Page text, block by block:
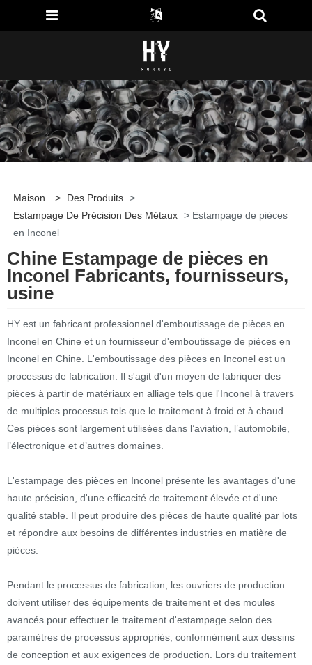
Maison > Des Produits >
Estampage De Précision Des Métaux > Estampage de pièces
en Inconel
Chine Estampage de pièces en
Inconel Fabricants, fournisseurs,
usine
HY est un fabricant professionnel d'emboutissage de pièces en
Inconel en Chine et un fournisseur d'emboutissage de pièces en
Inconel en Chine. L'emboutissage des pièces en Inconel est un
processus de fabrication. Il s'agit d'un moyen de fabriquer des
pièces à partir de matériaux en alliage tels que l'Inconel à travers
de multiples processus tels que le traitement à froid et à chaud.
Ces pièces sont largement utilisées dans l’aviation, l’automobile,
l’électronique et d’autres domaines.
L'estampage des pièces en Inconel présente les avantages d'une
haute précision, d'une efficacité de traitement élevée et d'une
qualité stable. Il peut produire des pièces de haute qualité par lots
et répondre aux besoins de différentes industries en matière de
pièces.
Pendant le processus de fabrication, les ouvriers de production
doivent utiliser des équipements de traitement et des moules
avancés pour effectuer le traitement d'estampage selon des
paramètres de processus appropriés, conformément aux dessins
de conception et aux exigences de production. Lors du traitement